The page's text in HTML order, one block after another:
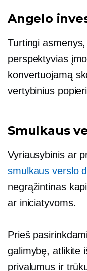
Angelo
Turtingi
perspektyvias
konvertuojamą
vertybinius
Smulkaus
Vyriausybinis ar
smulkaus verslo
negrąžintinas
ar iniciatyvoms.
Prieš
galimybę, atlikite
privalumus ir